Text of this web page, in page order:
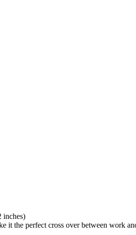
inches)
it the perfect cross over between work